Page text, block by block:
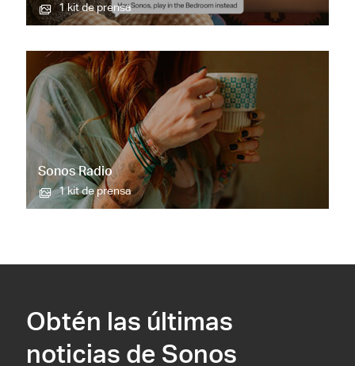
1 kit de prensa
Sonos Radio
1 kit de prensa
Obtén las últimas
noticias de Sonos